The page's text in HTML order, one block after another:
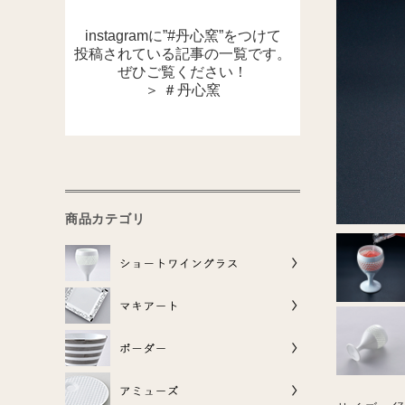
instagramに”#丹心窯”をつけて
投稿されている記事の一覧です。
ぜひご覧ください！
＞ ＃丹心窯
商品カテゴリ